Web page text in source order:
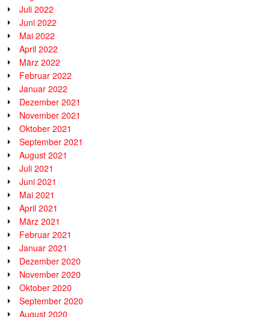
Juli 2022
Juni 2022
Mai 2022
April 2022
März 2022
Februar 2022
Januar 2022
Dezember 2021
November 2021
Oktober 2021
September 2021
August 2021
Juli 2021
Juni 2021
Mai 2021
April 2021
März 2021
Februar 2021
Januar 2021
Dezember 2020
November 2020
Oktober 2020
September 2020
August 2020